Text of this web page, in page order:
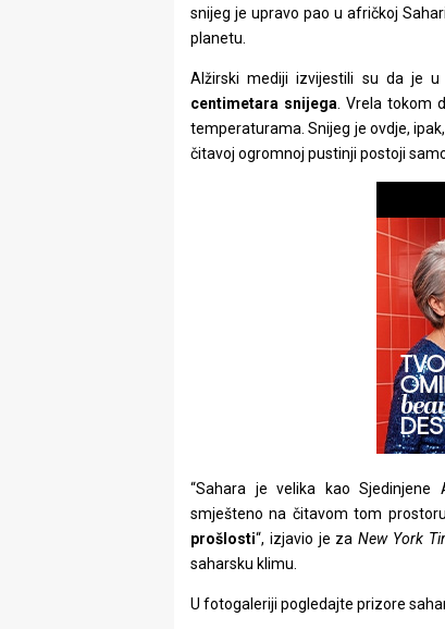
snijeg je upravo pao u afričkoj
planetu.
Alžirski mediji izvijestili su da je
centimetara snijega . Vrela tokom
temperaturama. Snijeg je ovdje,
čitavoj ogromnoj pustinji postoji
“Sahara je velika kao Sjedinjene
smješteno na čitavom tom
prošlosti“, izjavio je zaNew York
saharsku klimu.
U fotogaleriji pogledajte prizore